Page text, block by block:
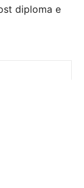
diploma e